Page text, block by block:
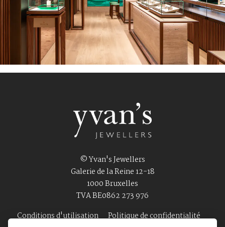
© Yvan's Jewellers
Galerie de la Reine 12-18
1000 Bruxelles
TVA BE0862 273 976
Conditions d'utilisation
Politique de confidentialité